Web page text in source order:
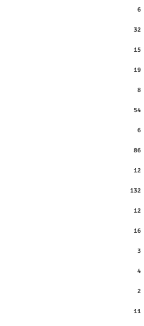
6
32
15
19
8
54
6
86
12
132
12
16
3
4
2
11